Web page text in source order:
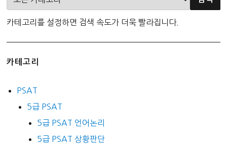
카테고리를 설정하면 검색 속도가 더욱 빨라집니다.
카테고리
PSAT
5급 PSAT
5급 PSAT 언어논리
5급 PSAT 상황판단